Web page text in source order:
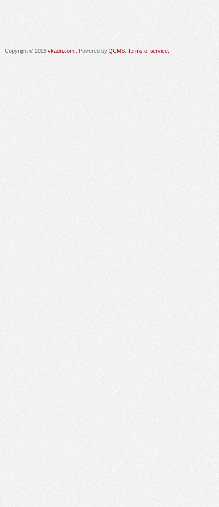
Copyright © 2026 vkadri.com . Powered by QCMS Terms of service.